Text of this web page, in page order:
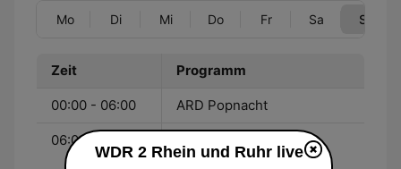
Mo Di Mi Do Fr Sa So
Zeit Programm
00:00 - 06:00 ARD Popnacht
06:00 - 08:00
Sonntagmorgen - Udo
WDR 2 Rhein und Ruhr live